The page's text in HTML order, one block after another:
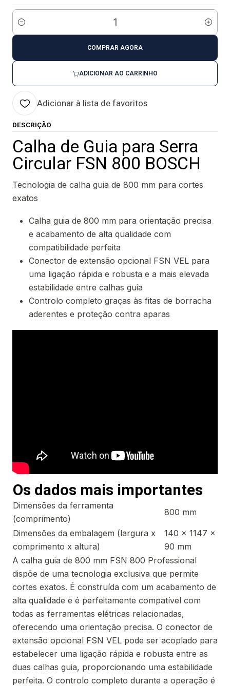
Quantidade
ADICIONAR AO CARRINHO
COMPRAR AGORA
Adicionar à lista de favoritos
DESCRIÇÃO
Calha de Guia para Serra
Circular FSN 800 BOSCH
Tecnologia de calha guia de 800 mm para cortes
exatos
Calha guia de 800 mm para orientação precisa
e acabamento de alta qualidade com
compatibilidade perfeita
Conector de extensão opcional FSN VEL para
uma ligação rápida e robusta e a mais elevada
estabilidade entre calhas guia
Controlo completo graças às fitas de borracha
aderentes e proteção contra aparas
Os dados mais importantes
Dimensões da ferramenta
(comprimento)
800 mm
Dimensões da embalagem (largura x
comprimento x altura)
140 x 1147 x
90 mm
A calha guia de 800 mm FSN 800 Professional
dispõe de uma tecnologia exclusiva que permite
cortes exatos. É construída com um acabamento de
alta qualidade e é perfeitamente compatível com
todas as ferramentas elétricas relacionadas,
oferecendo uma orientação precisa. O conector de
extensão opcional FSN VEL pode ser acoplado para
estabelecer uma ligação rápida e robusta entre as
duas calhas guia, proporcionando uma estabilidade
perfeita. O controlo completo durante a operação é